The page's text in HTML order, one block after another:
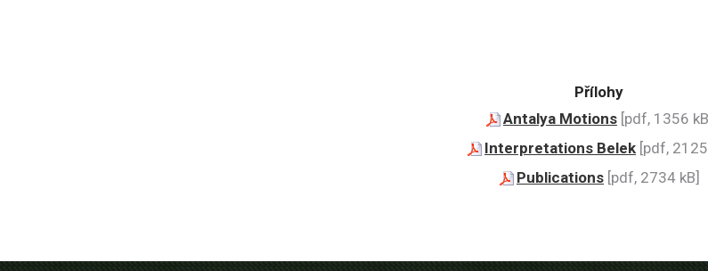
Přílohy
Antalya Motions [pdf, 1356
Interpretations Belek [pdf,
Publications [pdf, 2734 kB]